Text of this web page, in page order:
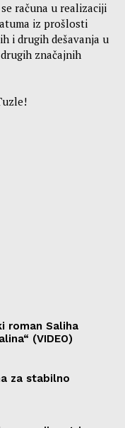
računa u realizaciji
iz prošlosti
i drugih dešavanja u
značajnih
roman Saliha
(VIDEO)
za stabilno